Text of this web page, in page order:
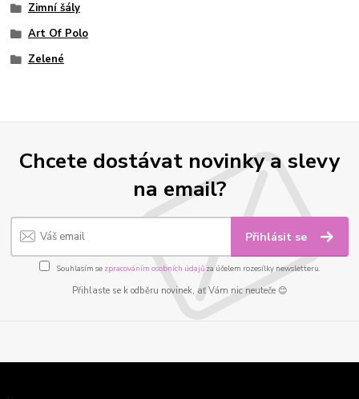
Zimní šály
Art Of Polo
Zelené
Chcete dostávat novinky a slevy
na email?
Přihlásit se
Souhlasím se zpracováním osobních údajůza účelem rozesílky newsletteru.
Přihlaste se k odběru novinek, ať Vám nic neuteče 😊